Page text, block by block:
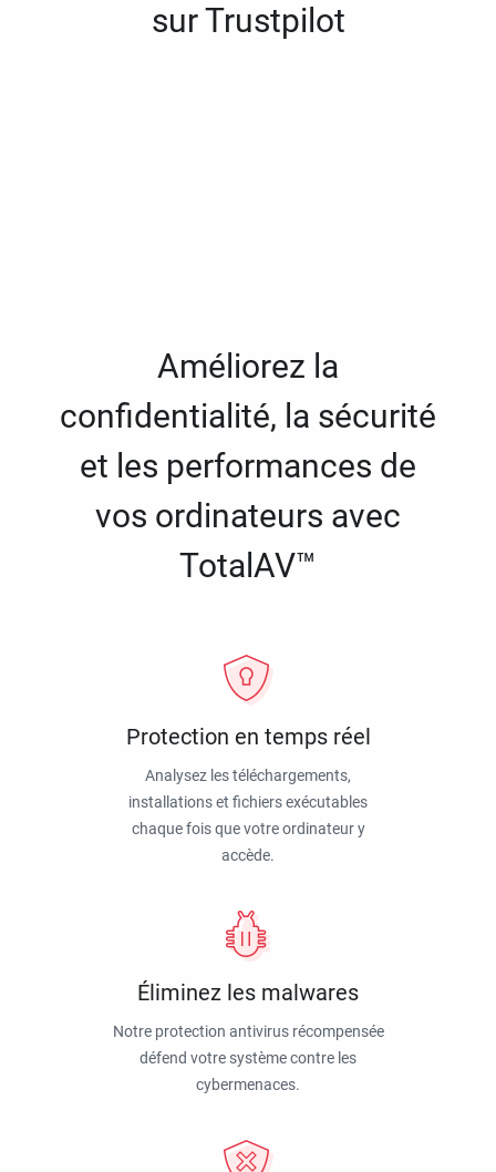
sur Trustpilot
Améliorez la
confidentialité, la sécurité
et les performances de
vos ordinateurs avec
TotalAV™
Protection en temps réel
Analysez les téléchargements,
installations et fichiers exécutables
chaque fois que votre ordinateur y
accède.
Éliminez les malwares
Notre protection antivirus récompensée
défend votre système contre les
cybermenaces.